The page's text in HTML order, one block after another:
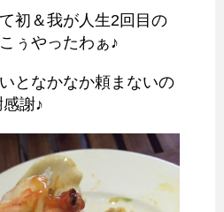
初＆我が人生2回目の
ぅやったわぁ♪
となかなか頼まないの
謝♪